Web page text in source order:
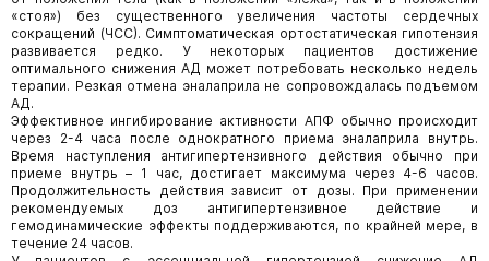
«стоя») без существенного увеличения частоты сердечных
сокращений (ЧСС). Симптоматическая ортостатическая гипотензия
развивается редко. У некоторых пациентов достижение
оптимального снижения АД может потребовать несколько недель
терапии. Резкая отмена эналаприла не сопровождалась подъемом
АД.
Эффективное ингибирование активности АПФ обычно происходит
через 2-4 часа после однократного приема эналаприла внутрь.
Время наступления антигипертензивного действия обычно при
приеме внутрь – 1 час, достигает максимума через 4-6 часов.
Продолжительность действия зависит от дозы. При применении
рекомендуемых доз антигипертензивное действие и
гемодинамические эффекты поддерживаются, по крайней мере, в
течение 24 часов.